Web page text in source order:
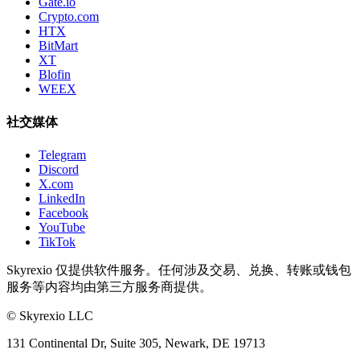
Crypto.com
HTX
BitMart
XT
Blofin
WEEX
社交媒体
Telegram
Discord
X.com
LinkedIn
Facebook
YouTube
TikTok
Skyrexio 仅提供软件服务。任何涉及交易、兑换、转账或钱包
服务等内容均由第三方服务商提供。
© Skyrexio LLC
131 Continental Dr, Suite 305, Newark, DE 19713